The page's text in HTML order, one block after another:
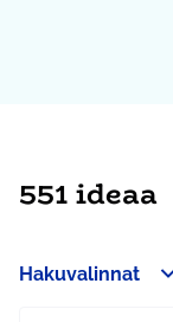
551 ideaa
Hakuvalinnat